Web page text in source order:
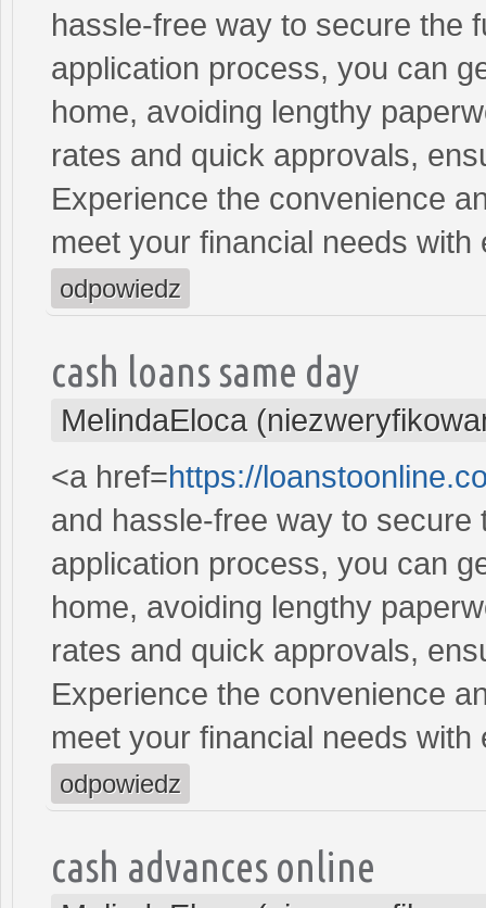
hassle-free way to secure the
application process, you can
home, avoiding lengthy
rates and quick approvals,
Experience the convenience
meet your financial needs with
odpowiedz
cash loans same day
MelindaEloca
<a href=https://
and hassle-free way to
application process, you can
home, avoiding lengthy
rates and quick approvals,
Experience the convenience
meet your financial needs with
odpowiedz
cash advances online